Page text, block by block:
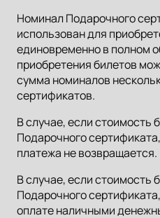
Номинал Подарочного
использован для
единовременно в полном
приобретения билетов
сумма номиналов
сертификатов.
В случае, если стоимость
Подарочного
платежа не возвращается.
В случае, если стоимость
Подарочного
оплате наличными